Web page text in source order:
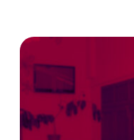
tartalomhoz